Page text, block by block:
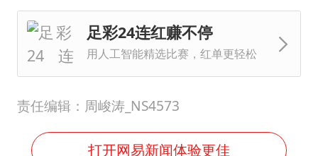
足彩24连红赚不停
用人工智能精选比赛，红单更轻松
责任编辑：周峻涛_NS4573
打开网易新闻体验更佳